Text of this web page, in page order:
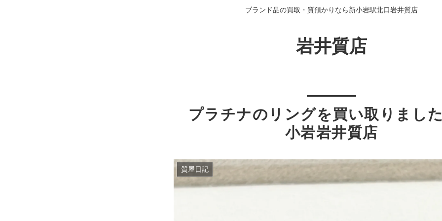
ブランド品の買取・質預かりなら新小岩駅北口岩井質店
岩井質店
プラチナのリングを買い取りまし
小岩岩井質店
質屋日記